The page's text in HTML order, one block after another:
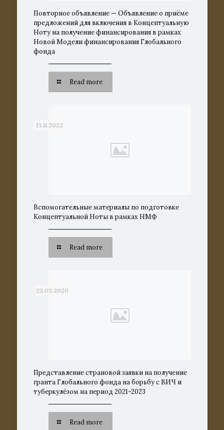
Повторное объявление — Объявление о приёме
предложений для включения в Концептуальную
Ноту на получение финансирования в рамках
Новой Модели финансирования Глобального
фонда
Read more
13.11.2022
Вспомогательные материалы по подготовке
Концептуальной Ноты в рамках НМФ
Read more
23.03.2020
Представление страновой заявки на получение
гранта Глобального фонда на борьбу с ВИЧ и
туберкулёзом на период 2021-2023
Read more